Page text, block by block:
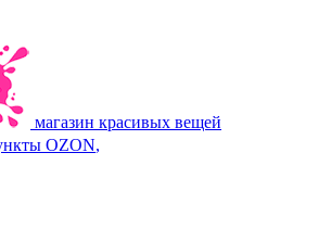
магазин красивых вещей
OZON,